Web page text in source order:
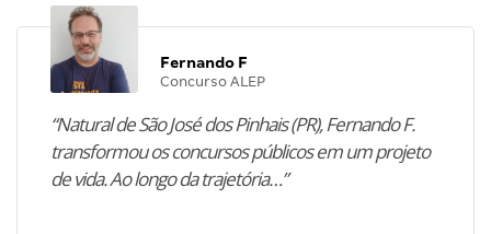
Fernando F
Concurso ALEP
“Natural de São José dos Pinhais (PR), Fernando F.
transformou os concursos públicos em um projeto
de vida. Ao longo da trajetória…”